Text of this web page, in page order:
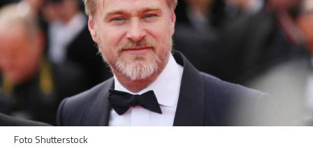
Foto Shutterstock